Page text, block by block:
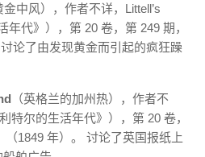
金中风），作者不详，Littell’s
年代》），第 20 卷，第 249 期，
论了由发现黄金而引起的疯狂躁
（英格兰的加州热），作者不
特尔的生活年代》），第 20 卷，
（1849 年）。 讨论了英国报纸上